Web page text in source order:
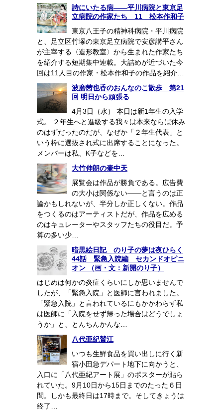
詩にいたる病――平川病院と東京足
立病院の作家たち 11 松本作和子
東京八王子の精神科病院・平川病院
と、足立区竹塚の東京足立病院で安彦講平さん
が主宰する〈造形教室〉から生まれた作家たち
を紹介する短期集中連載。大詰めが近づいた今
回は11人目の作家・松本作和子の作品を紹介…
波磨茜也香のおんなのこ散歩 第21
回 明日から頑張る
4月3日（水） 本日は新1年生の入学
式。 ２年生へと進級する我々は本来ならば休み
のはずだったのだが、なぜか「２年生代表」と
いう枠に選抜され式に出席することになった。
メンバーは私、K子などを…
大竹伸朗の壷中天
展覧会は作品が勝負である。広告費
の大小は関係ない――と言うのは正
論かもしれないが、半分しか正しくない。作品
をつくるのはアーティストだが、作品を広める
のはキュレーターやスタッフたちの役目だ。予
算の多い少…
暗黒絵日記 のり子の夢は夜ひらく
44話 緊急入院編 セカンドオピニ
オン （画・文：新開のり子）
はじめは何かの炎症くらいにしか思いませんで
したが、「緊急入院」と医師に言われました。
「緊急入院」と言われているにもかかわらず私
は医師に「入院をせず帰った場合はどうでしょ
うか」と、とんちんかんな…
八代亜紀賛江
いつも生鮮食品を買い出しに行く新
宿小田急デパート地下に向かうと、
入口に「八代亜紀アート展」のポスターが貼ら
れていた。9月10日から15日までのたった６日
間。しかも最終日は17時まで。そしてきょうは
終了…